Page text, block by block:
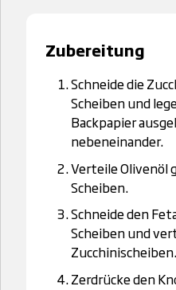
Zubereitung
Schneide die
Scheiben und
Backpapier
nebeneinander.
Verteile Olivenöl
Scheiben.
Schneide den
Scheiben und
Zucchinischeiben.
Zerdrücke den